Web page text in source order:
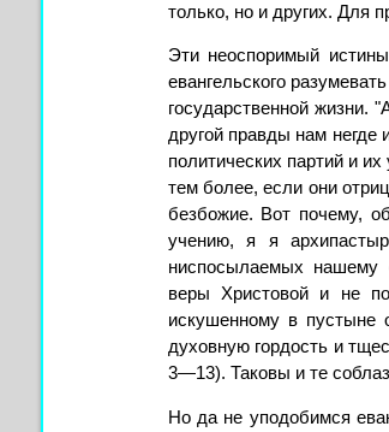
только, но и дру­гих. Для
Эти неоспоримый
евангельского
государственной жизни.
другой правды нам
политических партий и
тем более, если они
безбожие. Вот почему,
учению, я я
ниспосылаемых нашему
веры Христовой и не
искушенному в пустыне
духовную гордость и
3—13). Таковы и те
Но да не уподобимся